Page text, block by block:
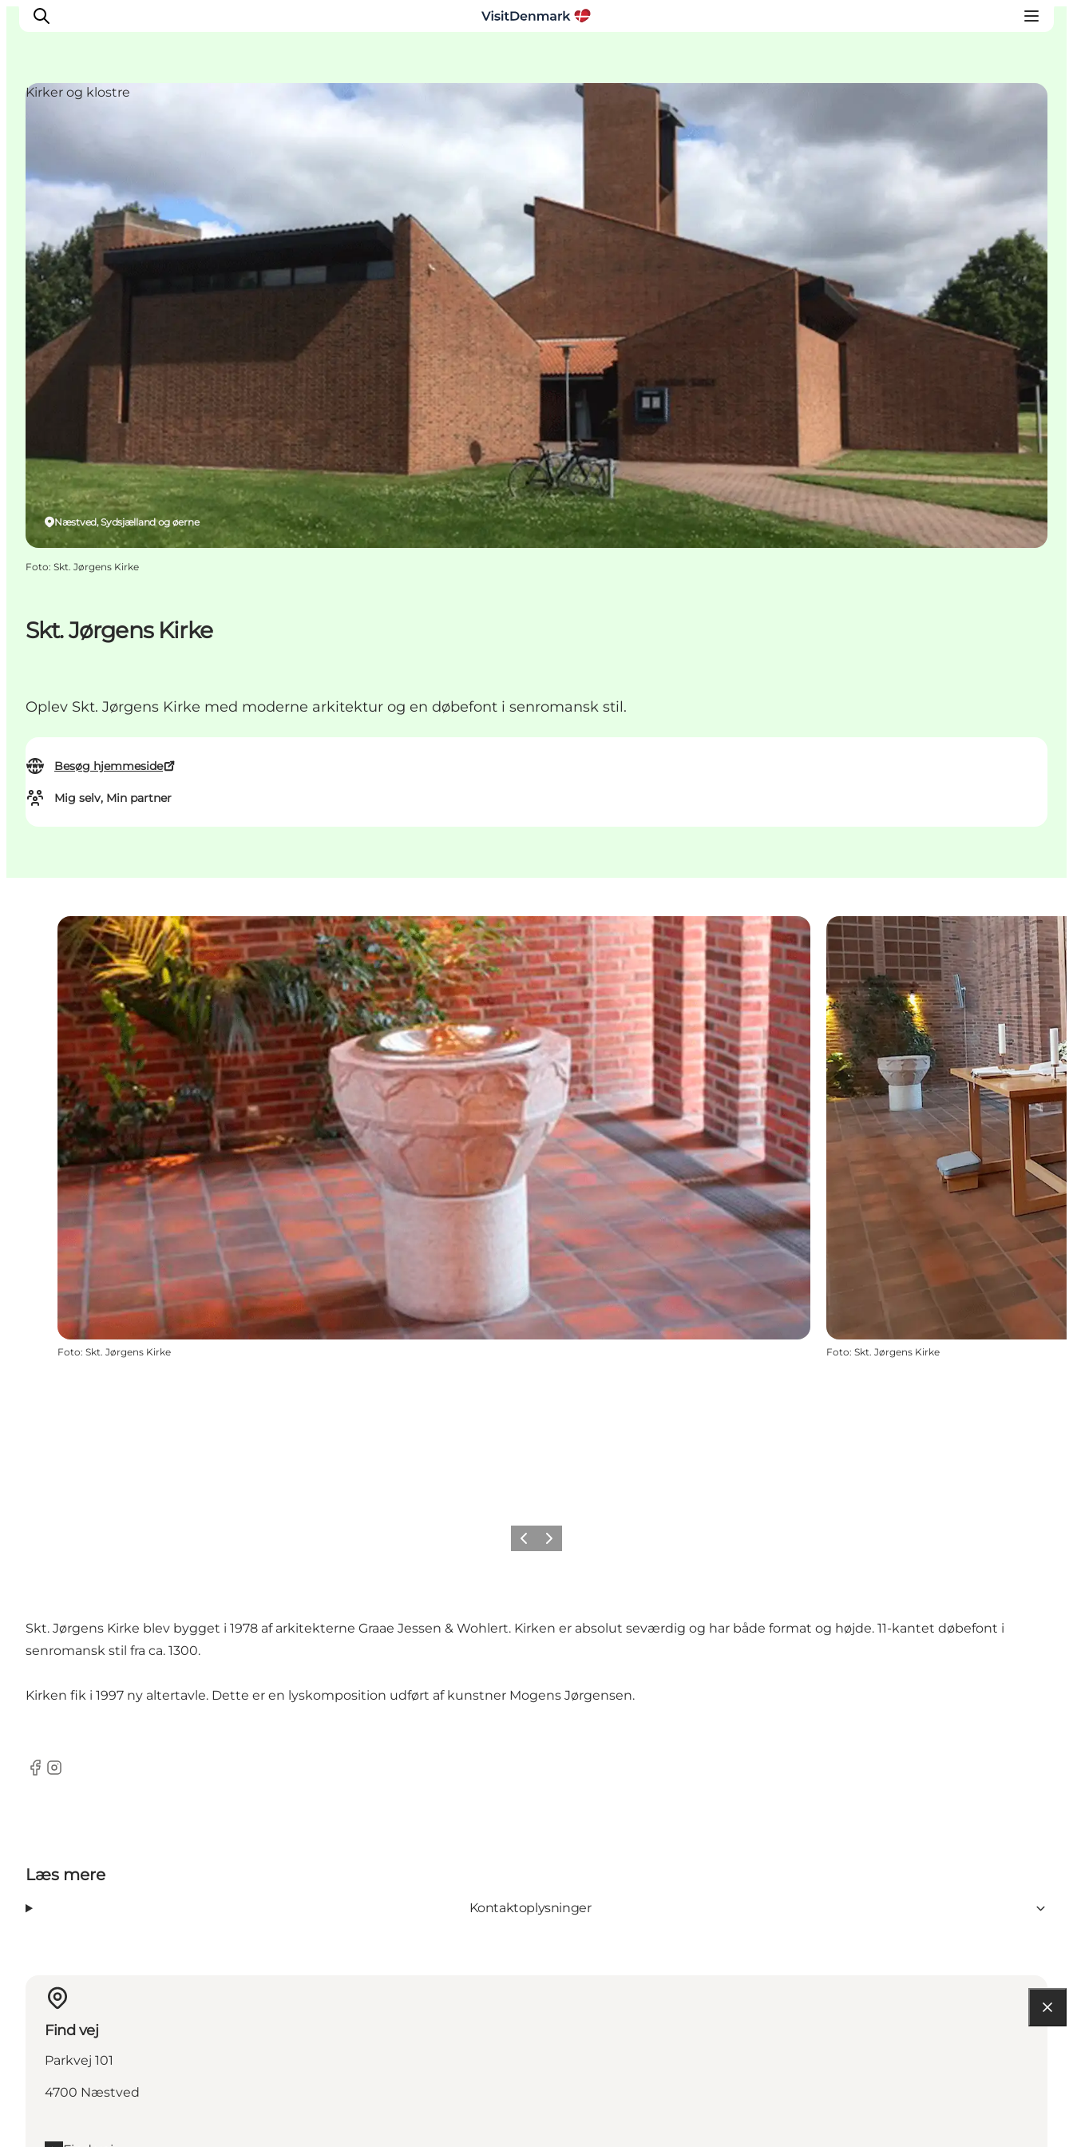
Oplevelser
Overnatning
Planlæg ferien
Skt. Jørgens Kirke
Oplev Skt. Jørgens Kirke med moderne arkitektur og en døbefont i senromansk stil.
Besøg hjemmeside
Mig selv, Min partner
Næstved, Sydsjælland og øerne
Kirker og klostre
Foto: Skt. Jørgens Kirke
Foto: Skt. Jørgens Kirke Foto: Skt. Jørgens Kirke
ForrigeNæste
Skt. Jørgens Kirke blev bygget i 1978 af arkitekterne Graae Jessen & Wohlert. Kirken er absolut seværdig og har både format og højde. 11-kantet døbefont i
senromansk stil fra ca. 1300.
Kirken fik i 1997 ny altertavle. Dette er en lyskomposition udført af kunstner Mogens Jørgensen.
Facebook
Instagram
Læs mere
Kontaktoplysninger
Find vej
Parkvej 101
4700 Næstved